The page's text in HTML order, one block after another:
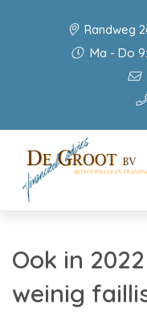
Randweg
Ma - Do
Ook in
weinig